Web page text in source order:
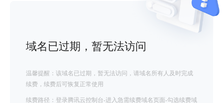
域名已过期，暂无法访问
温馨提醒：该域名已过期，暂无法访问，请域名所有人及时完成
续费，续费后可恢复正常使用
续费路径：登录腾讯云控制台-进入急需续费域名页面-勾选续费域